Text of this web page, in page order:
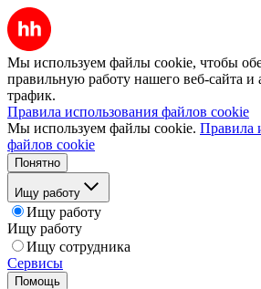
Мы используем файлы cookie, чтобы
правильную работу нашего веб-сайта и
трафик.
Правила использования файлов cookie
Мы используем файлы cookie. Правила
файлов cookie
Понятно
Ищу работу
Ищу работу
Ищу работу
Ищу сотрудника
Сервисы
Помощь